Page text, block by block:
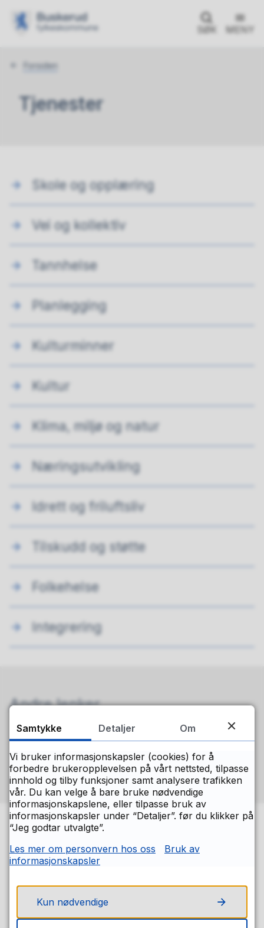
SØK MENY
Du
Forsiden
Tjenester
Skole og opplæring
Vei og kollektiv
Tannhelse
Planlegging
Kulturminner
Kultur
Klima, miljø og natur
Næringsutvikling
Idrett og friluftsliv
Tilskudd og støtte
Folkehelse
Integrering
Andre lenker
For ansatte i Buskerud fylkeskommune
Kontaktinformasjon og ansattsøk
Ledige stillinger
Fant du det du lette etter på denne
siden?
Ja Nei
Samtykke Detaljer Om
Vi bruker informasjonskapsler (cookies) for å
forbedre brukeropplevelsen på vårt nettsted, tilpasse
innhold og tilby funksjoner samt analysere trafikken
vår. Du kan velge å bare bruke nødvendige
informasjonskapslene, eller tilpasse bruk av
informasjonskapsler under “Detaljer”. før du klikker på
“Jeg godtar utvalgte”.
Les mer om personvern hos oss
Bruk av
informasjonskapsler
Kun nødvendige